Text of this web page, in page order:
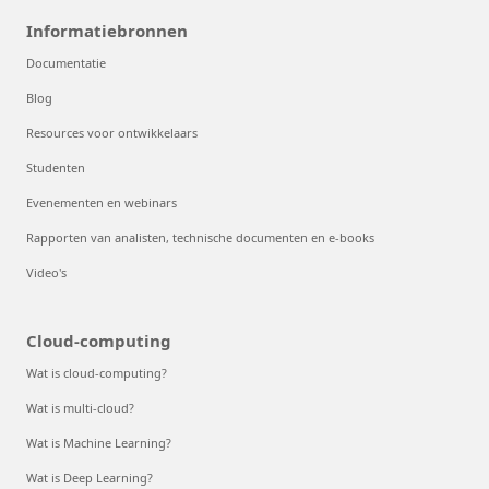
Informatiebronnen
Documentatie
Blog
Resources voor ontwikkelaars
Studenten
Evenementen en webinars
Rapporten van analisten, technische documenten en e-books
Video's
Cloud-computing
Wat is cloud-computing?
Wat is multi-cloud?
Wat is Machine Learning?
Wat is Deep Learning?